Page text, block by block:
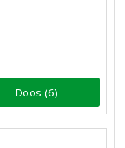
Doos (6)